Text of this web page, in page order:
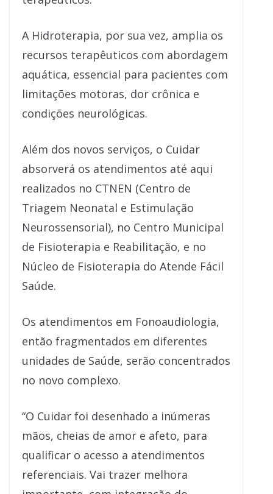
A Hidroterapia, por sua vez, amplia os
recursos terapêuticos com abordagem
aquática, essencial para pacientes com
limitações motoras, dor crônica e
condições neurológicas.
Além dos novos serviços, o Cuidar
absorverá os atendimentos até aqui
realizados no CTNEN (Centro de
Triagem Neonatal e Estimulação
Neurossensorial), no Centro Municipal
de Fisioterapia e Reabilitação, e no
Núcleo de Fisioterapia do Atende Fácil
Saúde.
Os atendimentos em Fonoaudiologia,
então fragmentados em diferentes
unidades de Saúde, serão concentrados
no novo complexo.
“O Cuidar foi desenhado a inúmeras
mãos, cheias de amor e afeto, para
qualificar o acesso a atendimentos
referenciais. Vai trazer melhora